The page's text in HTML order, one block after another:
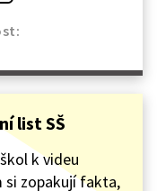
list SŠ
k videu
si zopakují fakta,